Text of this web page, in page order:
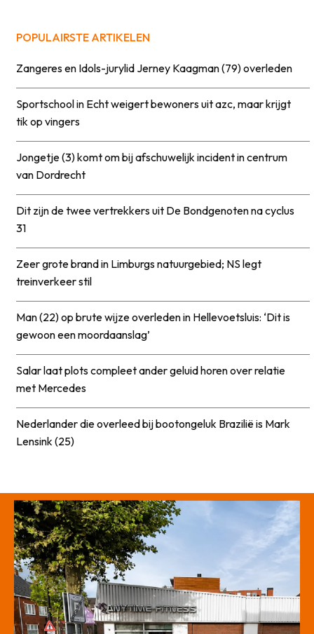
POPULAIRSTE ARTIKELEN
Zangeres en Idols-jurylid Jerney Kaagman (79) overleden
Sportschool in Echt weigert bewoners uit azc, maar krijgt
tik op vingers
Jongetje (3) komt om bij afschuwelijk incident in centrum
van Dordrecht
Dit zijn de twee vertrekkers uit De Bondgenoten na cyclus
31
Zeer grote brand in Limburgs natuurgebied; NS legt
treinverkeer stil
Man (22) op brute wijze overleden in Hellevoetsluis: ‘Dit is
gewoon een moordaanslag’
Salar laat plots compleet ander geluid horen over relatie
met Mercedes
Nederlander die overleed bij bootongeluk Brazilië is Mark
Lensink (25)